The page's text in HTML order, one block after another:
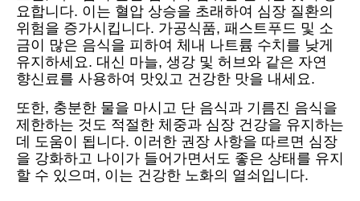
요합니다. 이는 혈압 상승을 초래하여 심장 질환의
위험을 증가시킵니다. 가공식품, 패스트푸드 및 소
금이 많은 음식을 피하여 체내 나트륨 수치를 낮게
유지하세요. 대신 마늘, 생강 및 허브와 같은 자연
향신료를 사용하여 맛있고 건강한 맛을 내세요.
또한, 충분한 물을 마시고 단 음식과 기름진 음식을
제한하는 것도 적절한 체중과 심장 건강을 유지하는
데 도움이 됩니다. 이러한 권장 사항을 따르면 심장
을 강화하고 나이가 들어가면서도 좋은 상태를 유지
할 수 있으며, 이는 건강한 노화의 열쇠입니다.